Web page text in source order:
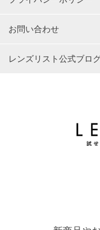
お問い合わせ
レンズリスト公式ブロ